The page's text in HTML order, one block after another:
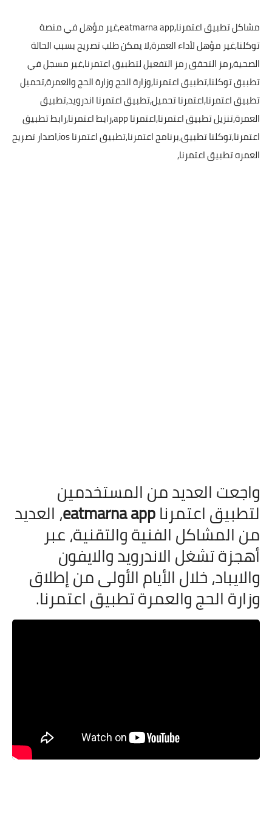
مشاكل تطبيق اعتمرنا,eatmarna app,غير مؤهل في منصة
توكلنا,غير مؤهل لأداء العمرة,لا يمكن طلب تصريح بسبب الحالة
الصحية,رمز التحقق رمز التفعيل لتطبيق اعتمرنا,غير مسجل في
تطبيق توكلنا,تطبيق اعتمرنا,وزارة الحج وزارة الحج والعمرة,تحميل
تطبيق اعتمرنا,اعتمرنا تحميل,تطبيق اعتمرنا اندرويد,تطبيق
العمرة,تنزيل تطبيق اعتمرنا,اعتمرنا app,رابط اعتمرنا,رابط تطبيق
اعتمرنا,توكلنا تطبيق,برنامج اعتمرنا,تطبيق اعتمرنا ios,اصدار تصريح
العمره تطبيق اعتمرنا,
واجعت العديد من المستخدمين
لتطبيق اعتمرناeatmarna app، العديد
من المشاكل الفنية والتقنية، عبر
أهجزة تشغل الاندرويد والايفون
والايباد، خلال الأيام الأولى من إطلاق
وزارة الحج والعمرة تطبيق اعتمرنا.